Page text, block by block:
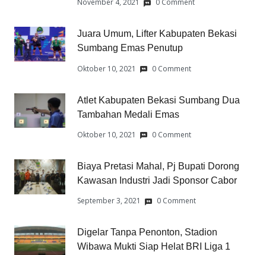
November 4, 2021 0 Comment
Juara Umum, Lifter Kabupaten Bekasi
Sumbang Emas Penutup
Oktober 10, 2021 0 Comment
Atlet Kabupaten Bekasi Sumbang Dua
Tambahan Medali Emas
Oktober 10, 2021 0 Comment
Biaya Pretasi Mahal, Pj Bupati Dorong
Kawasan Industri Jadi Sponsor Cabor
September 3, 2021 0 Comment
Digelar Tanpa Penonton, Stadion
Wibawa Mukti Siap Helat BRI Liga 1